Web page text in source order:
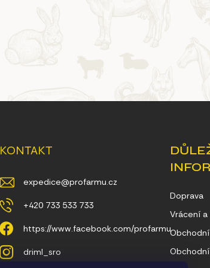
KONTAKT
expedice@profarmu.cz
+420 733 533 733
https://www.facebook.com/profarmu
driml_sro
Doprava
Vrácení